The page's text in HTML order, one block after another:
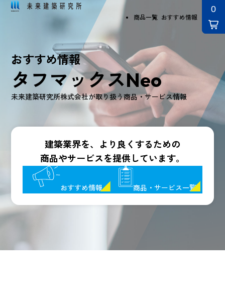
商品一覧 おすすめ情報
おすすめ情報
タフマックスNeo
未来建築研究所株式会社が取り扱う商品・サービス情報
建築業界を、より良くするための
商品やサービスを提供しています。
おすすめ情報 商品・サービス一覧